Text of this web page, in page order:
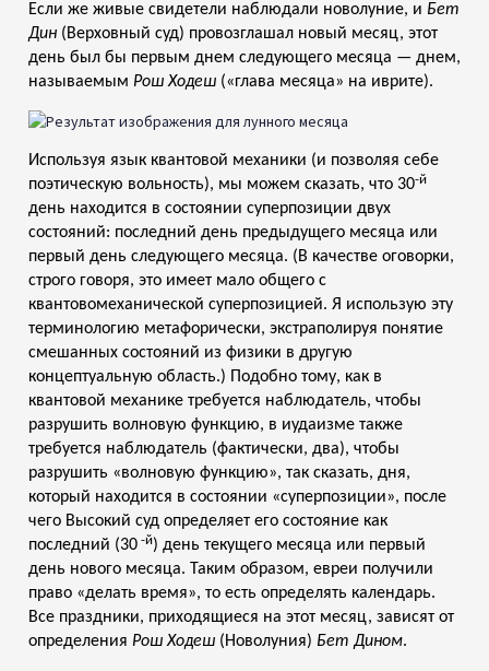
Если же живые свидетели наблюдали новолуние, и Бет
Дин (Верховный суд) провозглашал новый месяц, этот
день был бы первым днем следующего месяца — днем,
называемым Рош Ходеш («глава месяца» на иврите).
Используя язык квантовой механики (и позволяя себе
поэтическую вольность), мы можем сказать, что 30-й
день находится в состоянии суперпозиции двух
состояний: последний день предыдущего месяца или
первый день следующего месяца. (В качестве оговорки,
строго говоря, это имеет мало общего с
квантовомеханической суперпозицией. Я использую эту
терминологию метафорически, экстраполируя понятие
смешанных состояний из физики в другую
концептуальную область.) Подобно тому, как в
квантовой механике требуется наблюдатель, чтобы
разрушить волновую функцию, в иудаизме также
требуется наблюдатель (фактически, два), чтобы
разрушить «волновую функцию», так сказать, дня,
который находится в состоянии «суперпозиции», после
чего Высокий суд определяет его состояние как
последний (30 -й) день текущего месяца или первый
день нового месяца. Таким образом, евреи получили
право «делать время», то есть определять календарь.
Все праздники, приходящиеся на этот месяц, зависят от
определения Рош Ходеш (Новолуния) Бет Дином.